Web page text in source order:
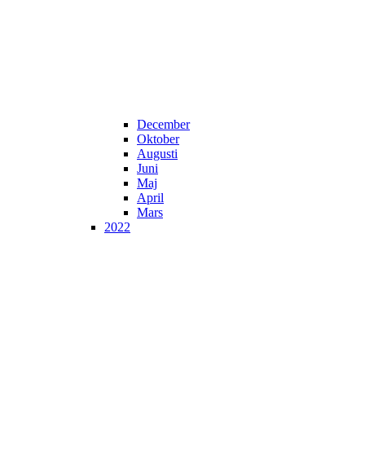
December
Oktober
Augusti
Juni
Maj
April
Mars
2022